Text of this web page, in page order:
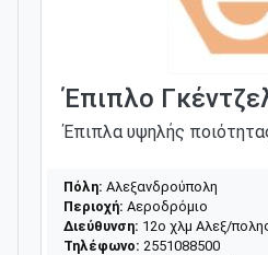
Έπιπλο
Έπιπλα υψηλής
Πόλη: Αλεξανδρούπολη
Περιοχή: Αεροδρόμιο
Διεύθυνση: 12ο χλμ Αλεξ/
Τηλέφωνο: 2551088500